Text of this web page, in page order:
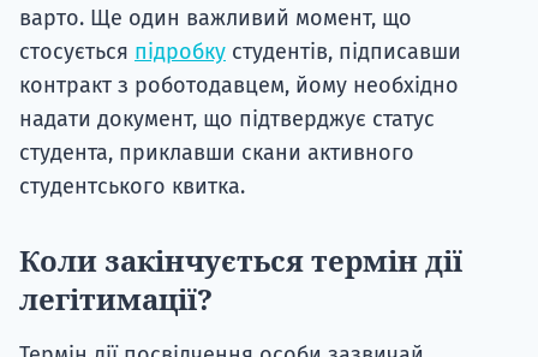
варто. Ще один важливий момент, що
стосується підробку студентів, підписавши
контракт з роботодавцем, йому необхідно
надати документ, що підтверджує статус
студента, приклавши скани активного
студентського квитка.
Коли закінчується термін дії
легітимації?